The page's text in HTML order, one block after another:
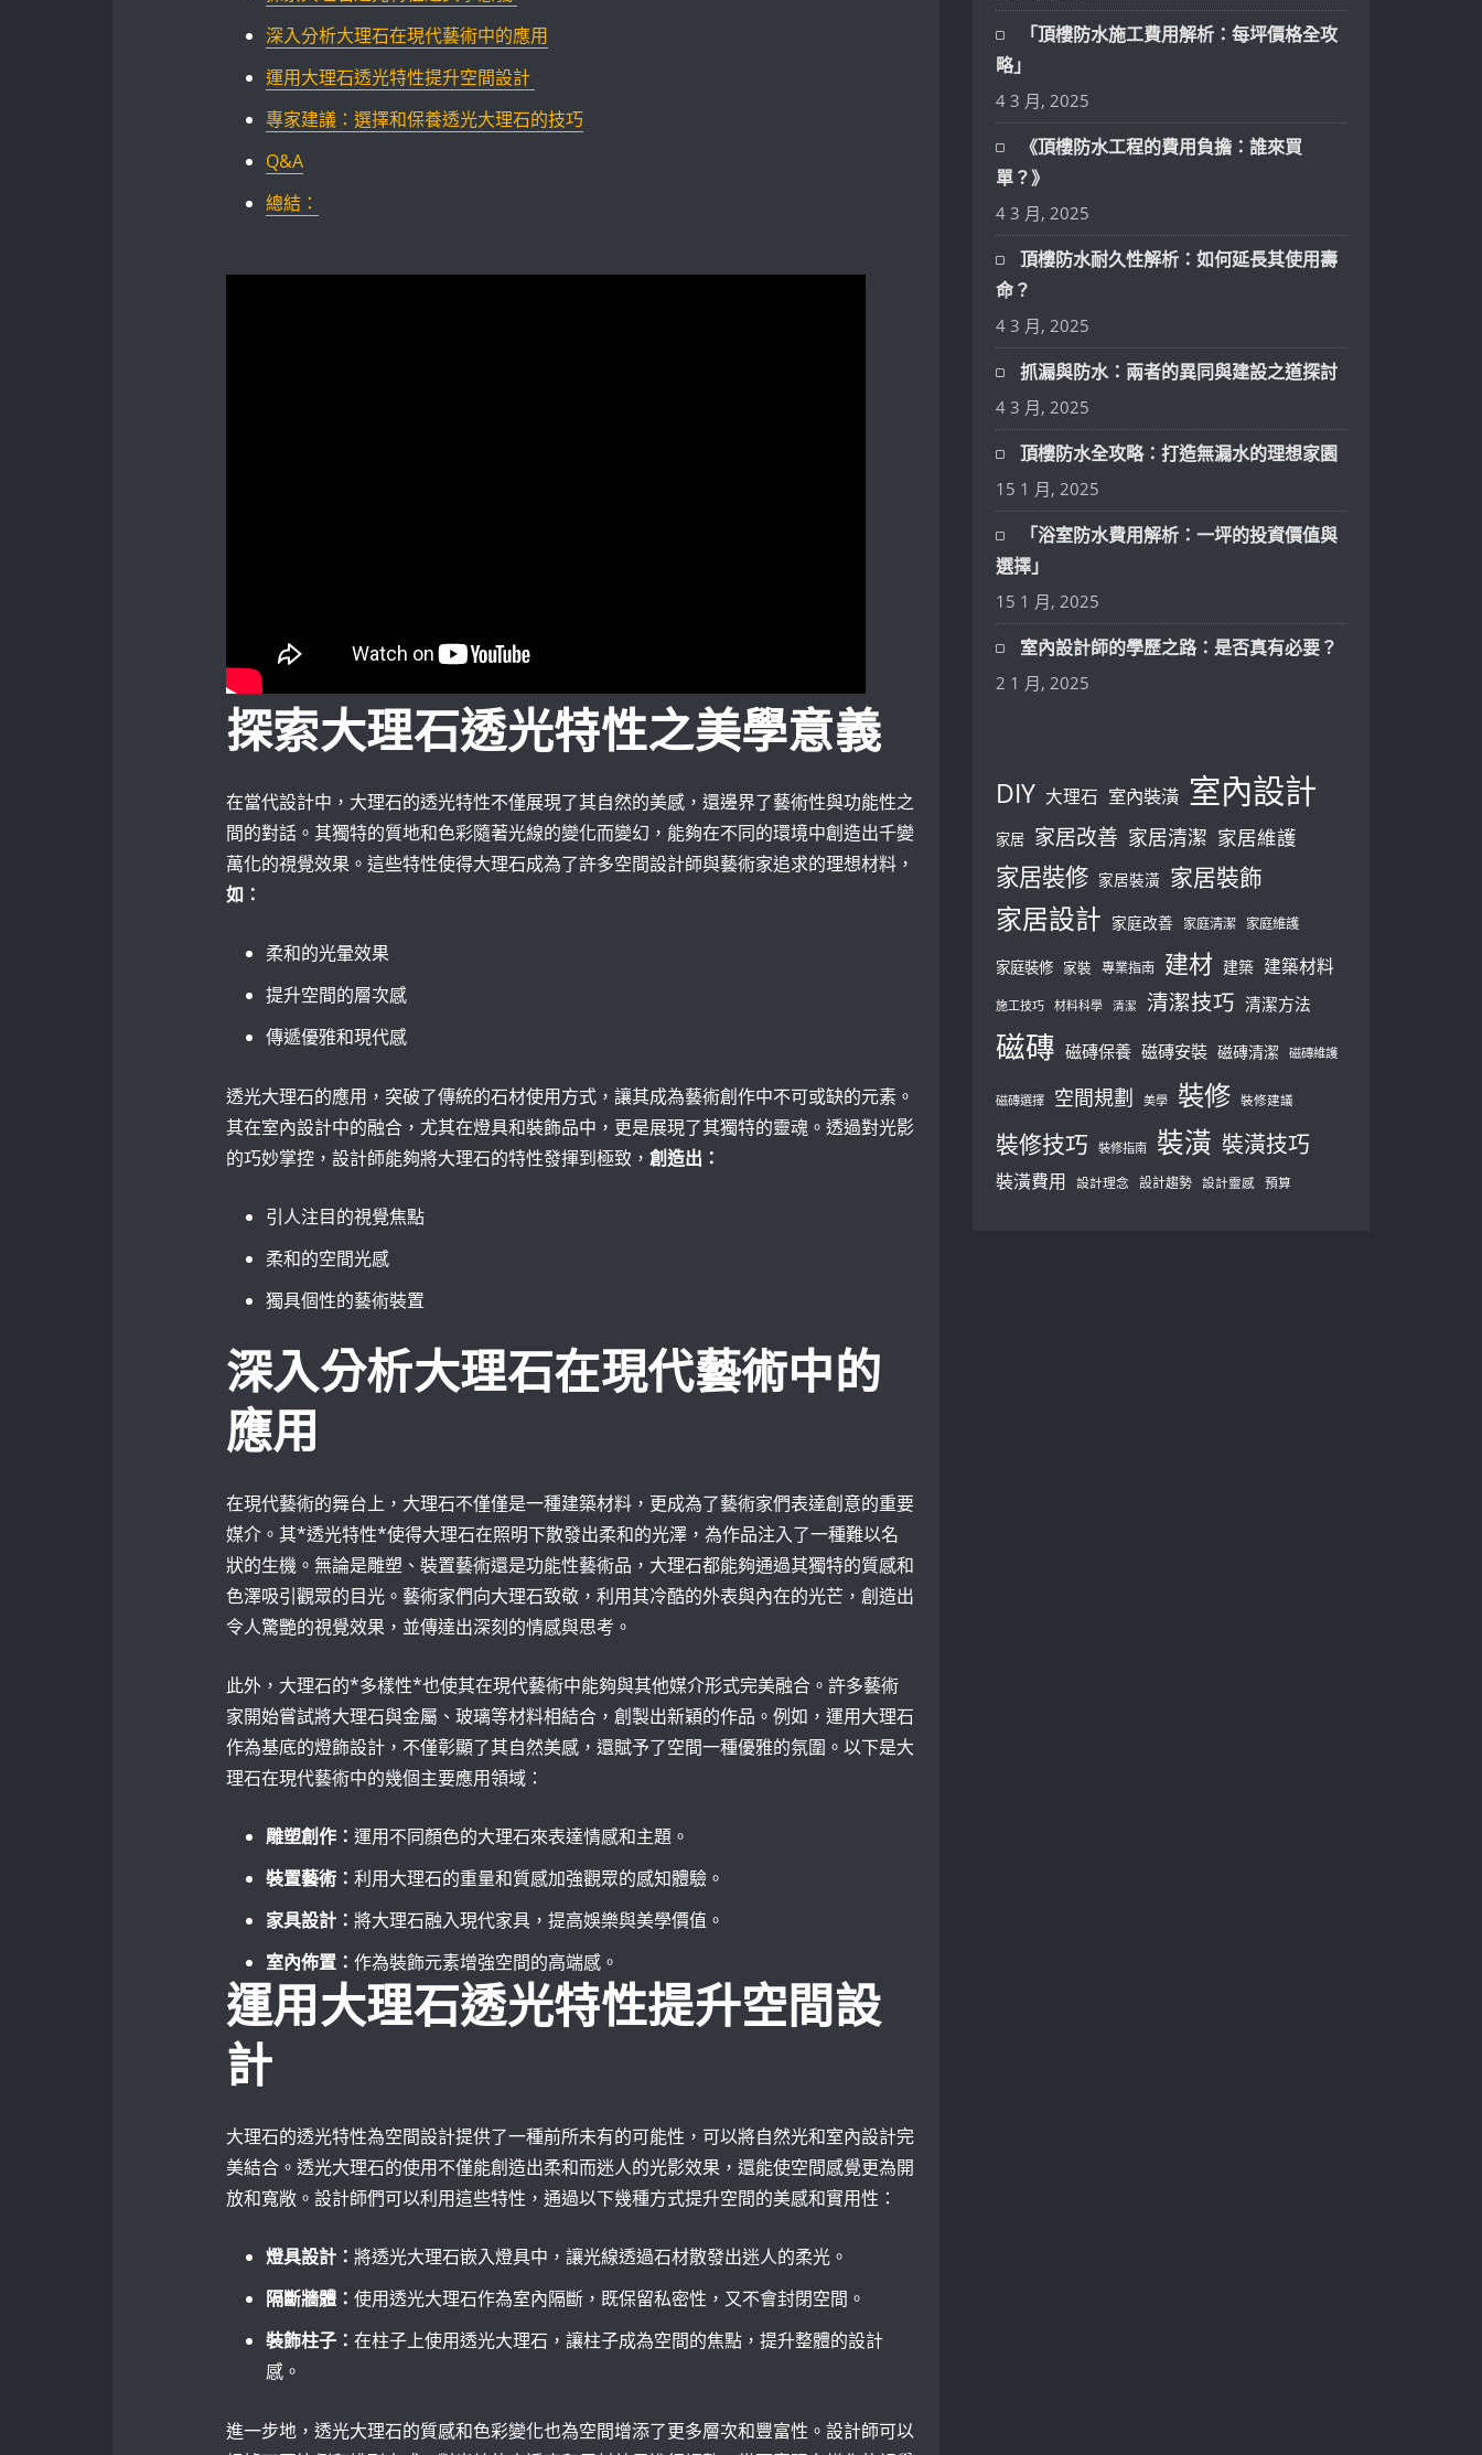
深入分析大理石在現代藝術中的應用⁢
運用大理石透光特性提升空間設計 ⁤
專家建議：選擇和保養透光大理石的技巧
Q&A
總結：
探索大理石透光特性之美學意義
在當代設計中，大理石的透光特性不僅展現了其自然的美感，還邊界了藝術性與功能性之
間的對話。其獨特的質地和色彩隨著光線的變化而變幻，能夠在不同的環境中創造出千變
萬化的視覺效果。這些特性使得大理石成為了許多空間設計師與藝術家追求的理想材料，
如：
柔和的光暈效果
提升空間的層次感
傳遞優雅和現代感
透光大理石的應用，突破了傳統的石材使用方式，讓其成為藝術創作中不可或缺的元素。
其在室內設計中的融合，尤其在燈具和裝飾品中，更是展現了其獨特的靈魂。透過對光影
的巧妙掌控，設計師能夠將大理石的特性發揮到極致， 創造出：
引人注目的視覺焦點
柔和的空間光感
獨具個性的藝術裝置
深入分析大理石在現代藝術中的
應用
在現代藝術的舞台上，大理石不僅僅是一種建築材料，更成為了藝術家們表達創意的重要
媒介。其*透光特性*使得大理石在照明下散發出柔和的光澤，為作品注入了一種難以名
狀的生機。無論是雕塑、裝置藝術還是功能性藝術品，大理石都能夠通過其獨特的質感和
色澤吸引觀眾的目光。藝術家們向大理石致敬，利用其冷酷的外表與內在的光芒，創造出
令人驚艷的視覺效果，並傳達出深刻的情感與思考。
此外，大理石的*多樣性*也使其在現代藝術中能夠與其他媒介形式完美融合。許多藝術
家開始嘗試將大理石與金屬、玻璃等材料相結合，創製出新穎的作品。例如，運用大理石
作為基底的燈飾設計，不僅彰顯了其自然美感，還賦予了空間一種優雅的氛圍。以下是大
理石在現代藝術中的幾個主要應用領域：
雕塑創作： 運用不同顏色的大理石來表達情感和主題。
裝置藝術： 利用大理石的重量和質感加強觀眾的感知體驗。
家具設計： 將大理石融入現代家具，提高娛樂與美學價值。
室內佈置： 作為裝飾元素增強空間的高端感。
運用大理石透光特性提升空間設
計
大理石的透光特性為空間設計提供了一種前所未有的可能性，可以將自然光和室內設計完
美結合。透光大理石的使用不僅能創造出柔和而迷人的光影效果，還能使空間感覺更為開
放和寬敞。設計師們可以利用這些特性，通過以下幾種方式提升空間的美感和實用性：
燈具設計： 將透光大理石嵌入燈具中，讓光線透過石材散發出迷人的柔光。
隔斷牆體： 使用透光大理石作為室內隔斷，既保留私密性，又不會封閉空間。
裝飾柱子： 在柱子上使用透光大理石，讓柱子成為空間的焦點，提升整體的設計
感。
進一步地，透光大理石的質感和色彩變化也為空間增添了更多層次和豐富性。設計師可以
「頂樓防水施工費用解析：每坪價格全攻
略」
4 3 月, 2025
《頂樓防水工程的費用負擔：誰來買
單？》
4 3 月, 2025
頂樓防水耐久性解析：如何延長其使用壽
命？
4 3 月, 2025
抓漏與防水：兩者的異同與建設之道探討
4 3 月, 2025
頂樓防水全攻略：打造無漏水的理想家園
15 1 月, 2025
「浴室防水費用解析：一坪的投資價值與
選擇」
15 1 月, 2025
室內設計師的學歷之路：是否真有必要？
2 1 月, 2025
DIY 大理石 室內裝潢 室內設計
家居 家居改善 家居清潔 家居維護
家居裝修 家居裝潢 家居裝飾
家居設計 家庭改善 家庭清潔 家庭維護
家庭裝修 家裝 專業指南 建材 建築 建築材料
施工技巧 材料科學 清潔 清潔技巧 清潔方法
磁磚 磁磚保養 磁磚安裝 磁磚清潔 磁磚維護
磁磚選擇 空間規劃 美學 裝修 裝修建議
裝修技巧 裝修指南 裝潢 裝潢技巧
裝潢費用 設計理念 設計趨勢 設計靈感 預算